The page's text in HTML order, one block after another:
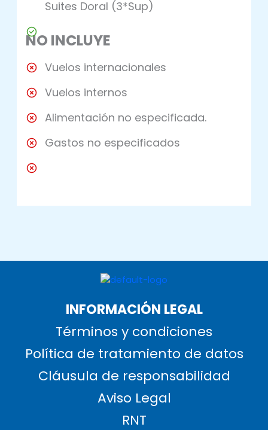
Suites Doral (3*Sup)
NO INCLUYE
Vuelos internacionales
Vuelos internos
Alimentación no especificada.
Gastos no especificados
INFORMACIÓN LEGAL
Términos y condiciones
Política de tratamiento de datos
Cláusula de responsabilidad
Aviso Legal
RNT